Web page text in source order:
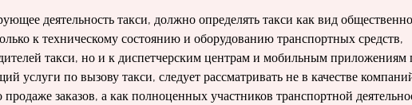
деятельность такси, должно опре­делять такси как вид
к техническому состоянию и оборудованию транспортных средств,
такси, но и к диспетчерским центрам и мобильным при­ложениям
услуги по вызову такси, следует рассматривать не в качестве
заказов, а как полноценных участников транспортной